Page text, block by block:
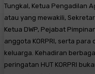
Tungkal, Ketua Pengadilan
atau yang mewakili,
Ketua DWP, Pejabat
anggota KORPRI, serta para
keluarga. Kehadiran
peringatan HUT KORPRI